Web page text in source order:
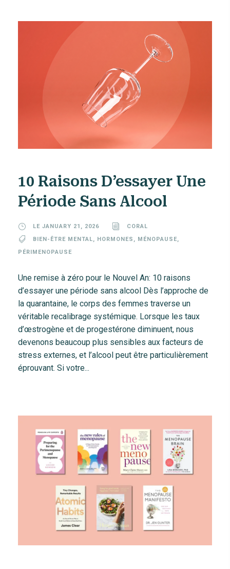
10 Raisons D’essayer Une
Période Sans Alcool
LE JANUARY 21, 2026
CORAL
BIEN-ÊTRE MENTAL, HORMONES , MÉNOPAUSE,
PÉRIMENOPAUSE
Une remise à zéro pour le Nouvel An: 10 raisons
d’essayer une période sans alcool Dès l’approche de
la quarantaine, le corps des femmes traverse un
véritable recalibrage systémique. Lorsque les taux
d’œstrogène et de progestérone diminuent, nous
devenons beaucoup plus sensibles aux facteurs de
stress externes, et l’alcool peut être particulièrement
éprouvant. Si votre...